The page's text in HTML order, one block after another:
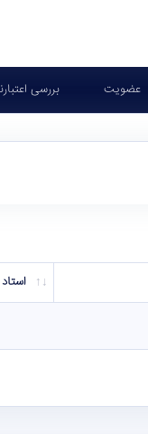
عضویت بررسی